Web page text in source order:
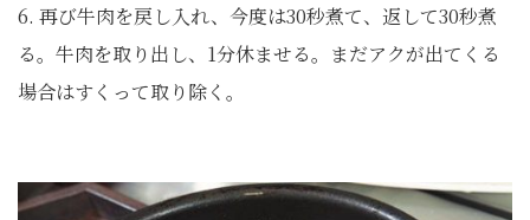
6. 再び牛肉を戻し入れ、今度は30秒煮て、返して30秒煮
る。牛肉を取り出し、1分休ませる。まだアクが出てくる
場合はすくって取り除く。